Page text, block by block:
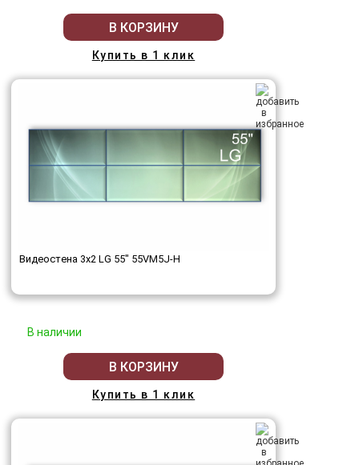
В КОРЗИНУ
Купить в 1 клик
Видеостена 3x2 LG 55" 55VM5J-H
В наличии
В КОРЗИНУ
Купить в 1 клик